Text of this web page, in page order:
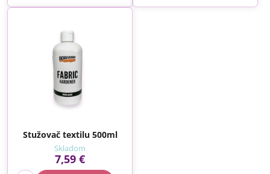
Stužovač textilu 500ml
Skladom
7,59 €